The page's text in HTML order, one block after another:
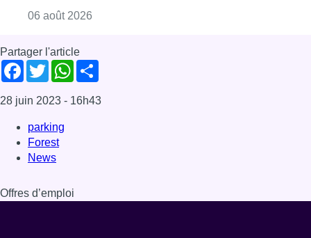
06 août 2026
Partager l'article
Facebook
TwitterWhatsApp
28 juin 2023 - 16h43
parking
Forest
News
Offres d’emploi